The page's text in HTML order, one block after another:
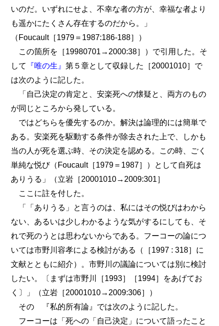
いのだ。いずれにせよ、不幸な者の方が、幸福な者より
も遥かにたくさん存在するのだから。」
（Foucault［1979＝1987:186-188］）
この箇所を［19980701→2000:38］）で引用した。そ
して
『唯の生』第５章として収録した［20001010］で
は次のように記した。
「自己決定の肯定と、安楽死への懐疑と、両方のもの
が同じところから発している。
ではどちらを優先するのか。解決は論理的には簡単で
ある。安楽死を駆動する条件が除去された上で、しかも
当の人が死を選ぶ時、その決定を認める。この時、ごく
単純な悦び（Foucault［1979＝1987］）として自死は
ありうる」（立岩［20001010→2009:301］
ここに註を付した。
「「ありうる」と言うのは、私にはその悦びはわから
ない、あるいは少しわかるような気がするにしても、そ
れで死のうとは思わないからである。フーコーの論につ
いては市野川容孝による検討がある（［1997 : 318］に
文献とともに紹介）。市野川の議論については別に検討
したい。〔まずは市野川［1993］［1994］をあげてお
く〕」（立岩［20001010→2009:306］）
その 『私的所有論』では次のように記した。
フーコーは「死への「自己決定」について語ったこと